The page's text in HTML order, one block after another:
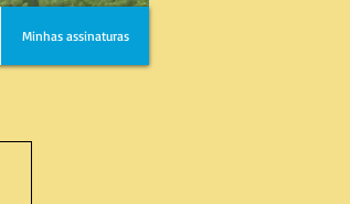
Minhas assinaturas